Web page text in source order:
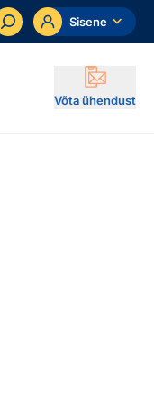
Sisene
Võta ühendust